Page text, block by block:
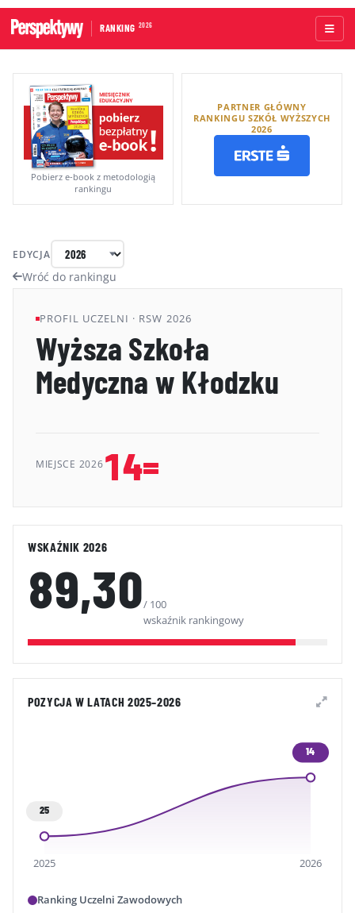
RANKING 2026
STRONA GŁÓWNA
UCZELNIE AKADEMICKIE
UCZELNIE ZAWODOWE
RANKINGI WG TYPÓW UCZELNI
RANKINGI WG GRUP KRYTERIÓW
RANKING KIERUNKÓW STUDIÓW
METODOLOGIA
GALERIA
Pobierz e-book z metodologią
rankingu
PARTNER GŁÓWNY
RANKINGU SZKÓŁ WYŻSZYCH
2026
Wróć do rankingu
EDYCJA
PROFIL UCZELNI · RSW 2026
Wyższa Szkoła
Medyczna w Kłodzku
MIEJSCE 2026 14=
WSKAŹNIK 2026
89,30/ 100
wskaźnik rankingowy
POZYCJA W LATACH 2025–2026
2025 2026
25
14
Ranking Uczelni Zawodowych